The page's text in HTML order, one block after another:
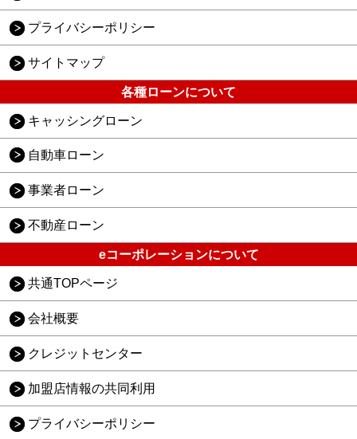
プライバシーポリシー
サイトマップ
各種ローンについて
キャッシングローン
自動車ローン
事業者ローン
不動産ローン
eコーポレーションについて
共通TOPページ
会社概要
クレジットセンター
加盟店情報の共同利用
プライバシーポリシー